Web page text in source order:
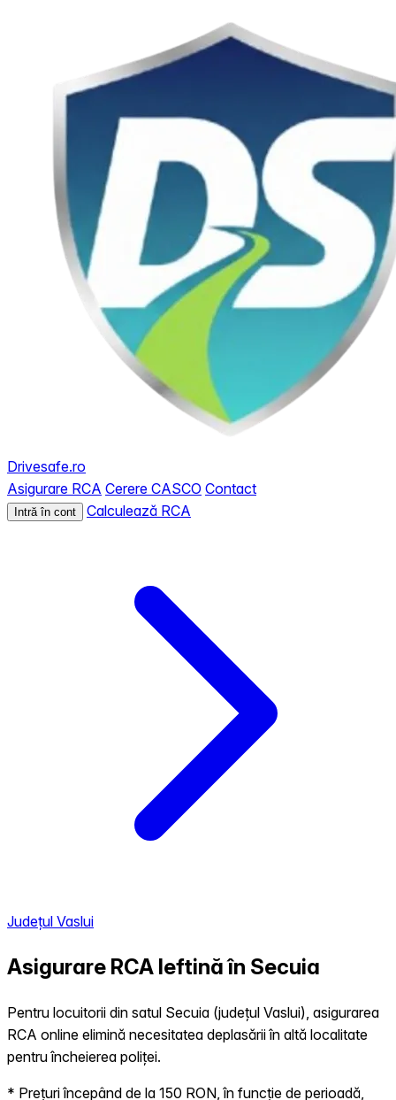
Drivesafe.ro
Asigurare RCA Cerere CASCO Contact
Intră în cont Calculează RCA
Județul Vaslui
Asigurare RCA Ieftină în Secuia
Pentru locuitorii din satul Secuia (județul Vaslui), asigurarea
RCA online elimină necesitatea deplasării în altă localitate
pentru încheierea poliței.
* Prețuri începând de la 150 RON, în funcție de perioadă,